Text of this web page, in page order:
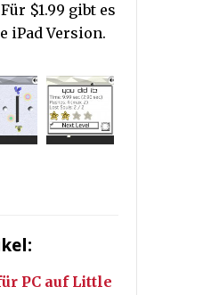
$1.99 gibt es
iPad Version.
PC auf Little